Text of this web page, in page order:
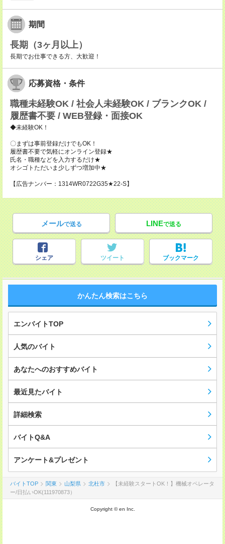
期間
長期（3ヶ月以上）
長期でお仕事できる方、大歓迎！
応募資格・条件
職種未経験OK / 社会人未経験OK / ブランクOK /
履歴書不要 / WEB登録・面接OK
◆未経験OK！
〇まずは事前登録だけでもOK！
履歴書不要で気軽にオンライン登録★
氏名・職種などを入力するだけ★
オシゴトただいま少しずつ増加中★
【広告ナンバー：1314WR0722G35★22-S】
メールで送る LINEで送る
シェア ツイート ブックマーク
かんたん検索はこちら
エンバイトTOP
人気のバイト
あなたへのおすすめバイト
最近見たバイト
詳細検索
バイトQ&A
アンケート&プレゼント
バイトTOP 関東 山梨県 北杜市
【未経験スタートOK！】機械オペレータ
ー/日払いOK(111970873）
Copyright © en Inc.